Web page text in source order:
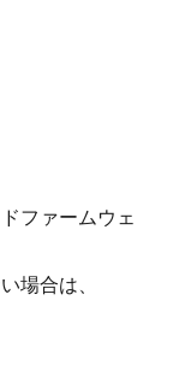
ファームウェ
場合は、